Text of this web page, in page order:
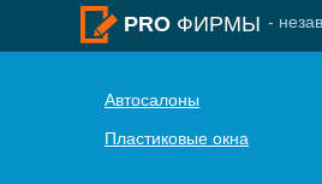
PRO ФИРМЫ -
Автосалоны
Пластиковые окна